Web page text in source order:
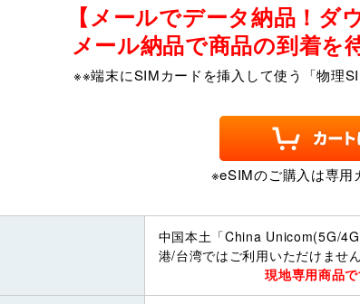
【メールでデータ納品！
メール納品で商品の到着を
※※端末にSIMカードを挿入して使う「物理
※eSIMのご購入は専用
中国本土「China Unicom(5G/
港/台湾ではご利用いただけません
現地専用商品